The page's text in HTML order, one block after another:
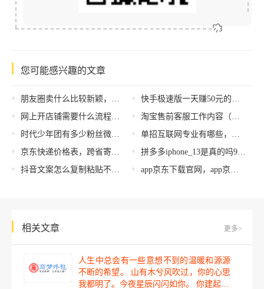
您可能感兴趣的文章
朋友圈卖什么比较新颖，朋友圈卖什么比较新颖好卖？
网上开店铺需要什么流程，网上开店铺需要什么流程简要说明？
时代少年团有多少粉丝微博，时代少年团有多少粉丝准确数？
京东快递价格表，跨省寄大件物流哪家便宜？
抖音文案怎么复制粘贴不完整呢，抖音文案不能复制？
快手极速版一天赚50元的技巧，极速版快手赚钱攻略？
淘宝售前客服工作内容（电商售前客服工作内容）
单招互联网专业有哪些，大专互联网专业有哪些？
拼多多iphone_13是真的吗9.9，拼多多9.9苹果13是真的吗？
app京东下载官网，app京东下载官网最新版？
相关文章 更多>
人生中总会有一些意想不到的温暖和源源
不断的希望。 山有木兮风吹过，你的心思
我都明了。今夜星辰闪闪如你。 你建起…